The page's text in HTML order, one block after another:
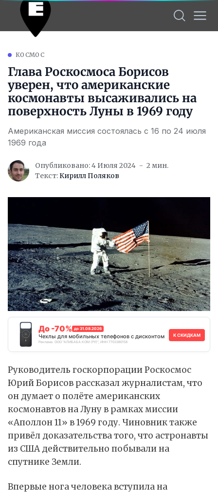
КОСМОС
Глава Роскосмоса Борисов
уверен, что американские
космонавты высаживались на
поверхность Луны в 1969 году
Американская миссия состоялась с 16 по 24 июля
1969 года
Опубликовано: 4 Июля 2024
2 мин.
Текст: Кирилл Поляков
До -70% до 31.08.2026
Чехлы для мобильных телефонов с дисконтом
Реклама. ООО "АЛИБАБА.КОМ (РУ)", ИНН 7703380158
К СКИДКАМ
Руководитель госкорпорации Роскосмос
Юрий Борисов рассказал журналистам, что
он думает о полёте американских
космонавтов на Луну в рамках миссии
«Аполлон 11» в 1969 году. Чиновник также
привёл доказательства того, что астронавты
из США действительно побывали на
спутнике Земли.
Впервые нога человека вступила на